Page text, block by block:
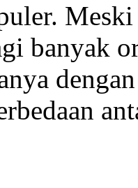
banyak